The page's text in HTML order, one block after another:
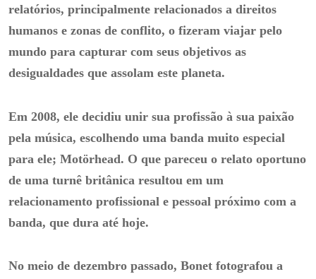
relatórios, principalmente relacionados a direitos
humanos e zonas de conflito, o fizeram viajar pelo
mundo para capturar com seus objetivos as
desigualdades que assolam este planeta.
Em 2008, ele decidiu unir sua profissão à sua paixão
pela música, escolhendo uma banda muito especial
para ele; Motörhead. O que pareceu o relato oportuno
de uma turnê britânica resultou em um
relacionamento profissional e pessoal próximo com a
banda, que dura até hoje.
No meio de dezembro passado, Bonet fotografou a